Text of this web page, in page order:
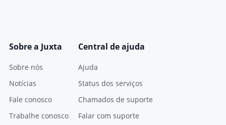
Sobre a Juxta
Sobre nós
Notícias
Fale conosco
Trabalhe conosco
Central de ajuda
Ajuda
Status dos serviços
Chamados de suporte
Falar com suporte